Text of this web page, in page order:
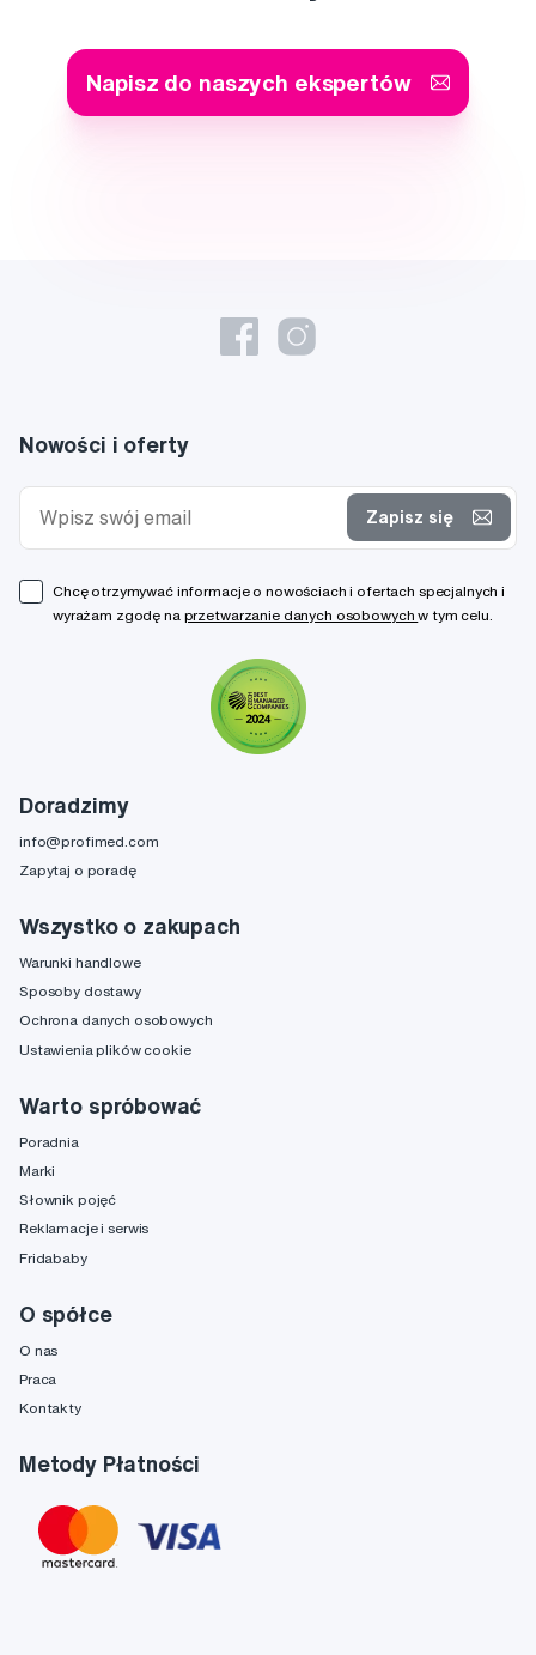
Napisz do naszych ekspertów
Doradzimy
info@profimed.com
Zapytaj o poradę
Wszystko o zakupach
Warunki handlowe
Sposoby dostawy
Ochrona danych osobowych
Ustawienia plików cookie
Warto spróbować
Poradnia
Marki
Słownik pojęć
Reklamacje i serwis
Fridababy
O spółce
O nas
Praca
Kontakty
Metody Płatności
Nowości i oferty
Zapisz się
Chcę otrzymywać informacje o nowościach i ofertach specjalnych i
wyrażam zgodę na przetwarzanie danych osobowychw tym celu.